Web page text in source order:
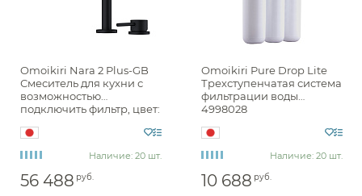
Omoikiri Nara 2 Plus-GB
Смеситель для кухни с
возможностью
подключить фильтр, цвет:
Наличие: 20 шт.
56 488 руб.
Omoikiri Pure Drop Lite
Трехступенчатая система
фильтрации воды
4998028
Наличие: 20 шт.
10 688 руб.